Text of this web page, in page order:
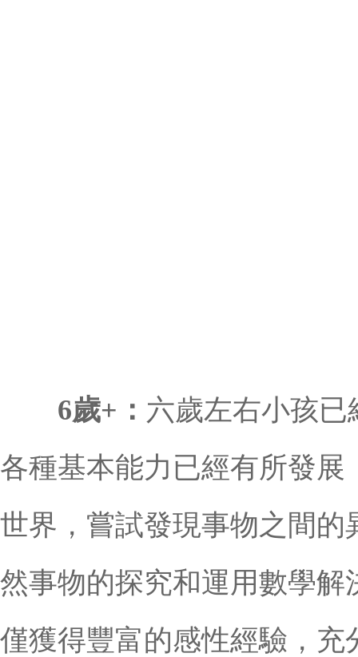
6歲+： 六歲左右小孩
各種基本能力已經有所發
世界，嘗試發現事物之間
然事物的探究和運用數學
僅獲得豐富的感性經驗，